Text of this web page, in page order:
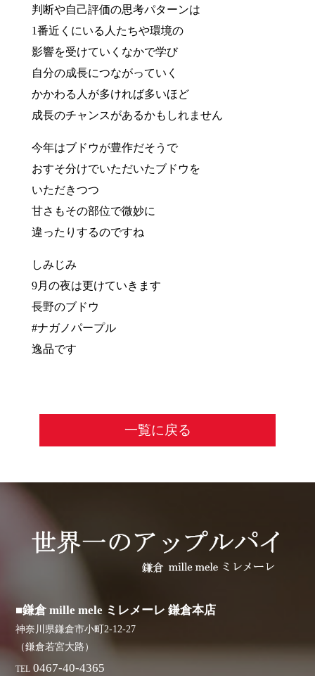
判断や自己評価の思考パターンは
1番近くにいる人たちや環境の
影響を受けていくなかで学び
自分の成長につながっていく
かかわる人が多ければ多いほど
成長のチャンスがあるかもしれません
今年はブドウが豊作だそうで
おすそ分けでいただいたブドウを
いただきつつ
甘さもその部位で微妙に
違ったりするのですね
しみじみ
9月の夜は更けていきます
長野のブドウ
#ナガノパープル
逸品です
一覧に戻る
■鎌倉 mille mele ミレメーレ 鎌倉本店
神奈川県鎌倉市小町2-12-27
（鎌倉若宮大路）
TEL 0467-40-4365